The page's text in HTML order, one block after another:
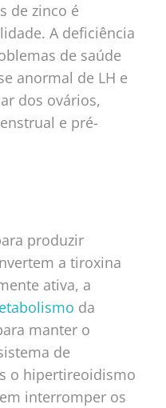
de zinco é
A deficiência
de saúde
anormal de LH e
dos ovários,
e pré-
produzir
a tiroxina
ativa, a
da
manter o
de
o hipertireoidismo
interromper os